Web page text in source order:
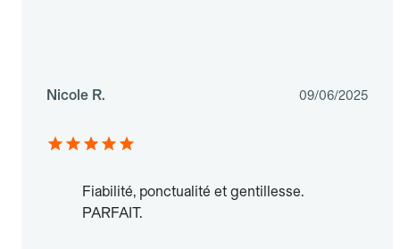
Nicole R. 09/06/2025
Fiabilité, ponctualité et gentillesse.
PARFAIT.